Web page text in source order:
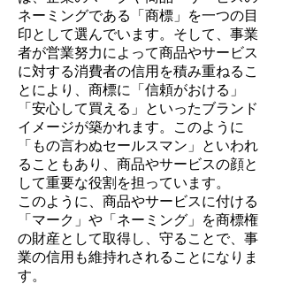
ネーミングである「商標」を一つの目
印として選んでいます。そして、事業
者が営業努力によって商品やサービス
に対する消費者の信用を積み重ねるこ
とにより、商標に「信頼がおける」
「安心して買える」といったブランド
イメージが築かれます。このように
「もの言わぬセールスマン」といわれ
ることもあり、商品やサービスの顔と
して重要な役割を担っています。
このように、商品やサービスに付ける
「マーク」や「ネーミング」を商標権
の財産として取得し、守ることで、事
業の信用も維持れされることになりま
す。